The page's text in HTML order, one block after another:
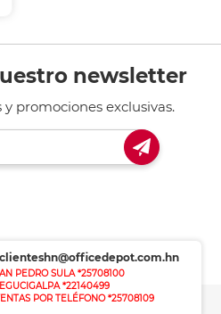
newsletter
promociones exclusivas.
PEDRO SULA *25708100
*22140499
POR TELÉFONO *25708109